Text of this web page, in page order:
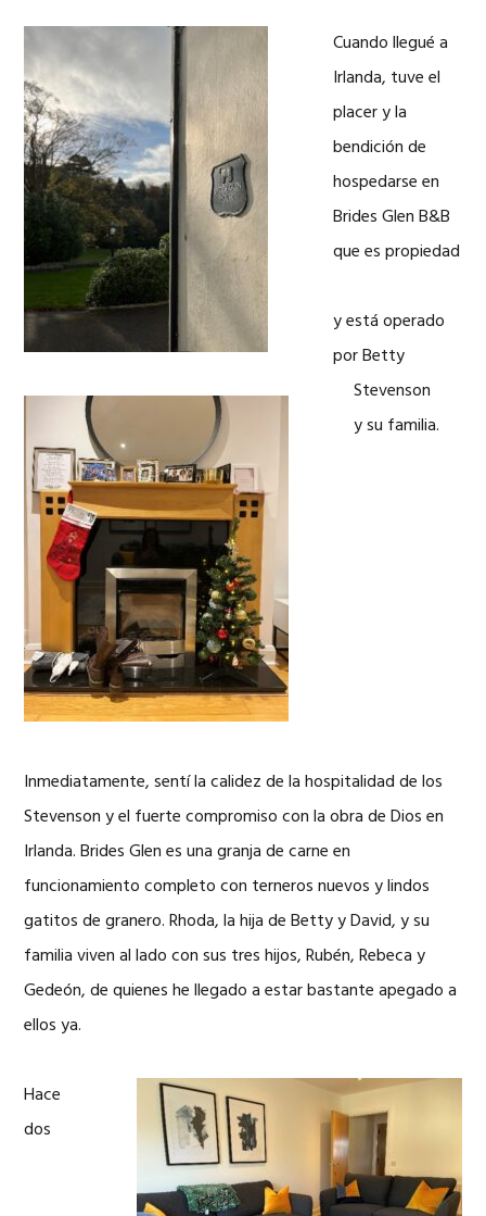
Cuando llegué a
Irlanda, tuve el
placer y la
bendición de
hospedarse en
Brides Glen B&B
que es propiedad
y está operado
por Betty
Stevenson
y su familia.
Inmediatamente, sentí la calidez de la hospitalidad de los
Stevenson y el fuerte compromiso con la obra de Dios en
Irlanda. Brides Glen es una granja de carne en
funcionamiento completo con terneros nuevos y lindos
gatitos de granero. Rhoda, la hija de Betty y David, y su
familia viven al lado con sus tres hijos, Rubén, Rebeca y
Gedeón, de quienes he llegado a estar bastante apegado a
ellos ya.
Hace
dos